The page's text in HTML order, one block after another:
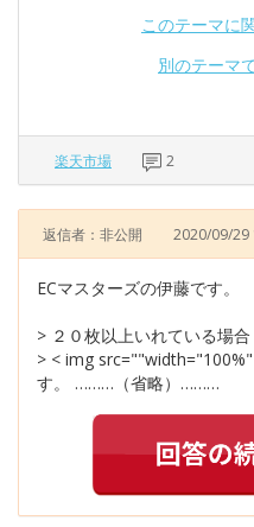
このテーマに
別のテーマ
楽天市場 2
返信者：非公開 2020/09/29
ECマスターズの伊藤です。
> ２０枚以上いれている場合
> < img
す。 ………（省略）………